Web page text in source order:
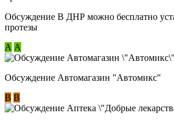
Обсуждение В ДНР можно бесплатно
протезы
А А
Обсуждение Автомагазин "Автомикс"
В В